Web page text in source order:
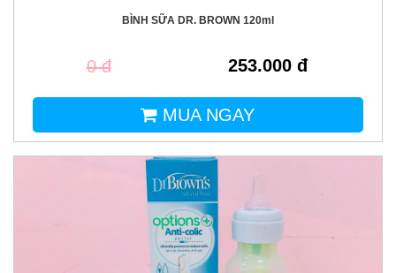
BÌNH SỮA DR. BROWN 120ml
0 đ 253.000 đ
MUA NGAY